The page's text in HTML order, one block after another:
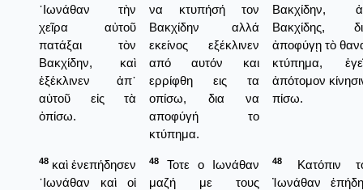
᾿Ιωνάθαν τὴν
χεῖρα αὐτοῦ
πατάξαι τὸν
Βακχίδην, καὶ
ἐξέκλινεν ἀπ᾿
αὐτοῦ εἰς τὰ
ὀπίσω.
να κτυπήσή τον
Βακχίδην αλλά
εκείνος εξέκλινεν
από αυτόν και
ερρίφθη εις τα
οπίσω, δια να
αποφύγή το
κτύπημα.
Βακχίδην,
Βακχίδης,
ἀποφύγῃ τὸ
κτύπημα,
ἀπότομον
πίσω.
48 καὶ ἐνεπήδησεν
᾿Ιωνάθαν καὶ οἱ
48
Τοτε ο Ιωνάθαν
μαζή με τους
48
Κατόπιν
Ἰωνάθαν